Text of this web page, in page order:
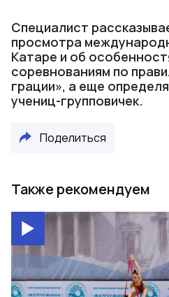
Специалист
просмотра
Катаре и об
соревнованиям по
грации», а еще
учениц-групповичек.
Поделиться
Также рекомендуем